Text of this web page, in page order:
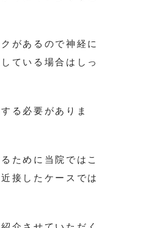
があるので神経に
ている場合はしっ
る必要がありま
ために当院ではこ
接したケースでは